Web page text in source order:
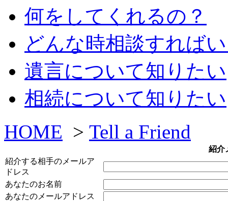
何をしてくれるの？
どんな時相談すれば
遺言について知りたい
相続について知りたい
HOME > Tell a Friend
紹介
紹介する相手のメールア
ドレス
あなたのお名前
あなたのメールアドレス